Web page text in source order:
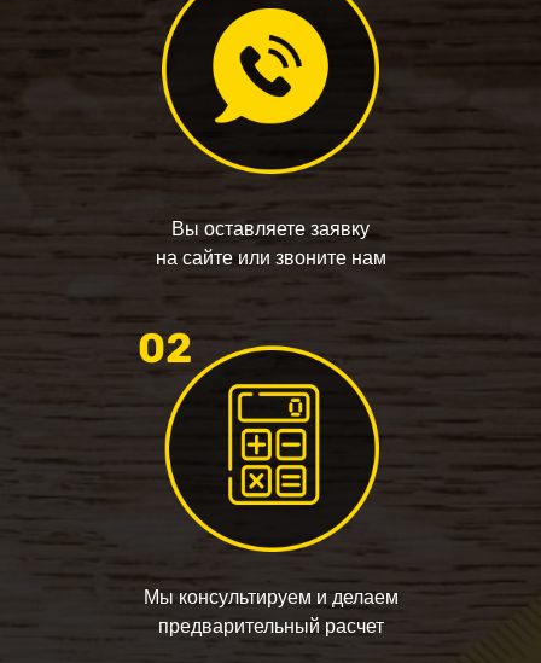
Вы оставляете заявку
на сайте или звоните нам
Мы консультируем и делаем
предварительный расчет